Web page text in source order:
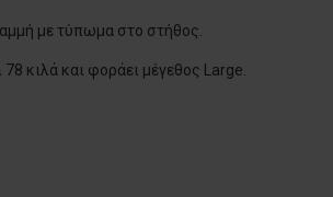
με τύπωμα στο στήθος.
κιλά και φοράει μέγεθος Large.